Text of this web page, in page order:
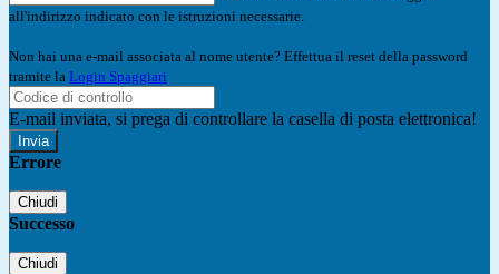
all'indirizzo indicato con le istruzioni necessarie.
Non hai una e-mail associata al nome utente? Effettua il reset della password
tramite la Login Spaggiari
E-mail inviata, si prega di controllare la casella di posta elettronica!
Errore
Chiudi
Successo
Chiudi